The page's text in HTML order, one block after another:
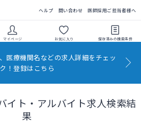
ヘルプ 問い合わせ 医師採用ご担当者様へ
マイページ お気に入り 保存済みの検索条件
医療機関名などの求人詳細をチェッ
ク！登録はこちら
イト・アルバイト求人検索結
果